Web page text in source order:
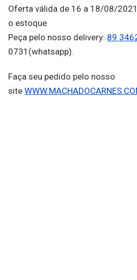
Oferta válida de 16 a 18/08/
o estoque.
Peça pelo nosso delivery: 89
0731(whatsapp).
Faça seu pedido pelo nosso
site